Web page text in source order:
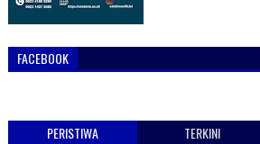
FACEBOOK
PERISTIWA TERKINI